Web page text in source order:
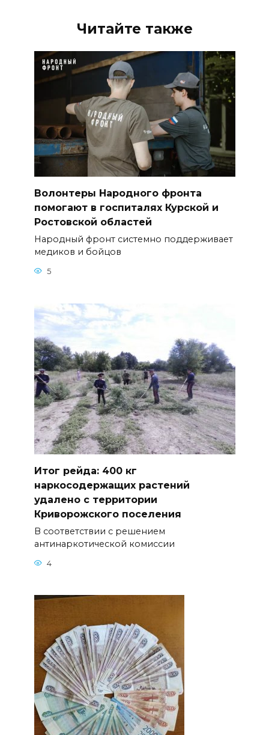
Читайте также
Волонтеры Народного фронта
помогают в госпиталях Курской и
Ростовской областей
Народный фронт системно поддерживает
медиков и бойцов
5
Итог рейда: 400 кг
наркосодержащих растений
удалено с территории
Криворожского поселения
В соответствии с решением
антинаркотической комиссии
4